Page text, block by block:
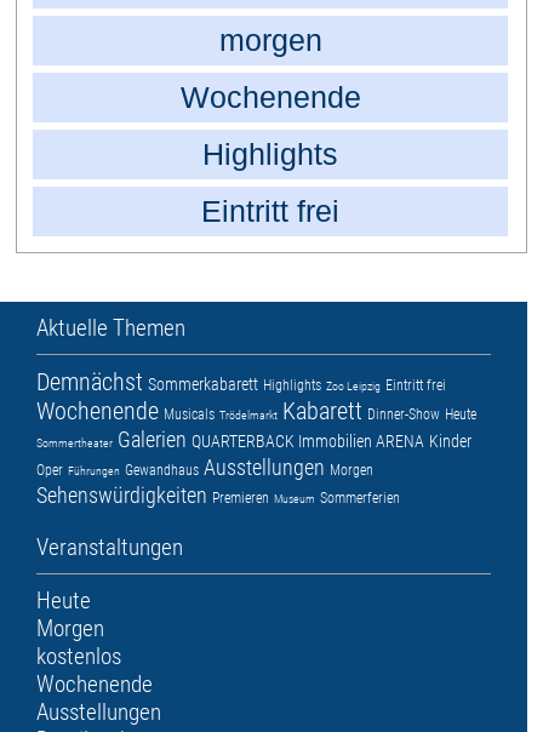
morgen
Wochenende
Highlights
Eintritt frei
Aktuelle Themen
Demnächst Sommerkabarett Highlights Zoo Leipzig Eintritt frei
Wochenende Musicals Trödelmarkt Kabarett Dinner-Show Heute
Sommertheater Galerien QUARTERBACK Immobilien ARENA Kinder
Oper Führungen Gewandhaus Ausstellungen Morgen
Sehenswürdigkeiten Premieren Museum Sommerferien
Veranstaltungen
Heute
Morgen
kostenlos
Wochenende
Ausstellungen